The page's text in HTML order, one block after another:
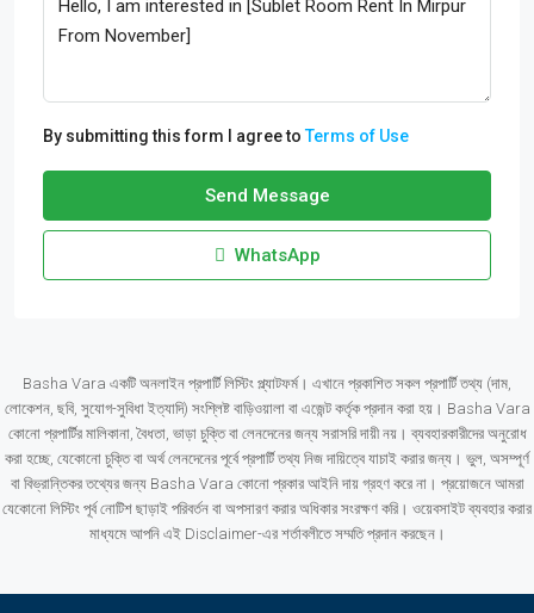
By submitting this form I agree toTerms of Use
Send Message
WhatsApp
Basha Vara একটি অনলাইন প্রপার্টি লিস্টিং প্ল্যাটফর্ম। এখানে প্রকাশিত সকল প্রপার্টি তথ্য (দাম,
লোকেশন, ছবি, সুযোগ-সুবিধা ইত্যাদি) সংশ্লিষ্ট বাড়িওয়ালা বা এজেন্ট কর্তৃক প্রদান করা হয়। Basha Vara
কোনো প্রপার্টির মালিকানা, বৈধতা, ভাড়া চুক্তি বা লেনদেনের জন্য সরাসরি দায়ী নয়। ব্যবহারকারীদের অনুরোধ
করা হচ্ছে, যেকোনো চুক্তি বা অর্থ লেনদেনের পূর্বে প্রপার্টি তথ্য নিজ দায়িত্বে যাচাই করার জন্য। ভুল, অসম্পূর্ণ
বা বিভ্রান্তিকর তথ্যের জন্য Basha Vara কোনো প্রকার আইনি দায় গ্রহণ করে না। প্রয়োজনে আমরা
যেকোনো লিস্টিং পূর্ব নোটিশ ছাড়াই পরিবর্তন বা অপসারণ করার অধিকার সংরক্ষণ করি। ওয়েবসাইট ব্যবহার করার
মাধ্যমে আপনি এই Disclaimer-এর শর্তাবলীতে সম্মতি প্রদান করছেন।